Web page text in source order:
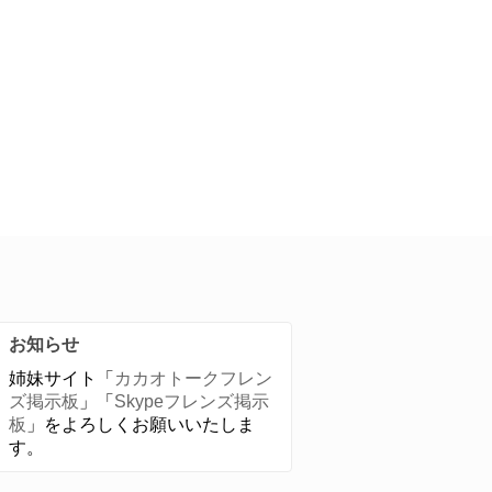
お知らせ
姉妹サイト「 カカオトークフレン
ズ掲示板 」「 Skypeフレンズ掲示
板 」をよろしくお願いいたしま
す。